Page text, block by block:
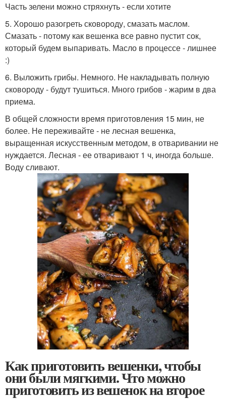
Часть зелени можно стряхнуть - если хотите
5. Хорошо разогреть сковороду, смазать маслом.
Смазать - потому как вешенка все равно пустит сок,
который будем выпаривать. Масло в процессе - лишнее
:)
6. Выложить грибы. Немного. Не накладывать полную
сковороду - будут тушиться. Много грибов - жарим в два
приема.
В общей сложности время приготовления 15 мин, не
более. Не переживайте - не лесная вешенка,
выращенная искусственным методом, в отваривании не
нуждается. Лесная - ее отваривают 1 ч, иногда больше.
Воду сливают.
Как приготовить вешенки, чтобы
они были мягкими. Что можно
приготовить из вешенок на второе